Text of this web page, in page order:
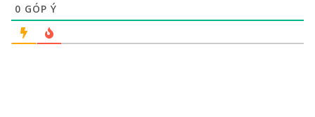
0 GÓP Ý